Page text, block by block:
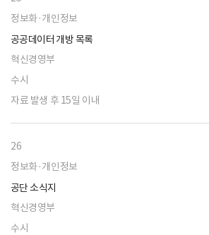
정보화·개인정보
공공데이터 개방 목록
혁신경영부
수시
자료 발생 후 15일 이내
26
정보화·개인정보
공단 소식지
혁신경영부
수시